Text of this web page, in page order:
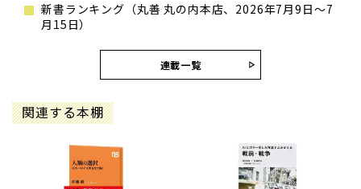
新書ランキング（丸善 丸の内本店、2026年7月9日～7
月15日）
連載一覧
関連する本棚